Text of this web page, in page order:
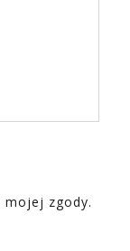
mojej zgody.